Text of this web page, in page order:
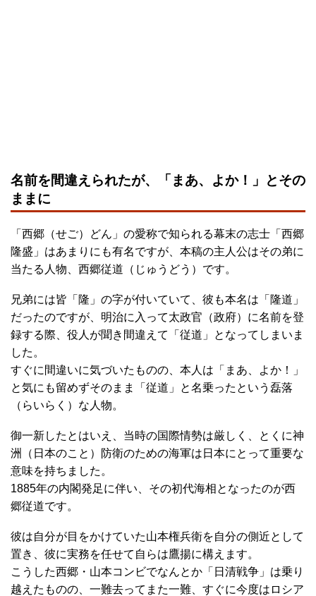
名前を間違えられたが、「まあ、よか！」とその
ままに
「西郷（せご）どん」の愛称で知られる幕末の志士「西郷
隆盛」はあまりにも有名ですが、本稿の主人公はその弟に
当たる人物、西郷従道（じゅうどう）です。
兄弟には皆「隆」の字が付いていて、彼も本名は「隆道」
だったのですが、明治に入って太政官（政府）に名前を登
録する際、役人が聞き間違えて「従道」となってしまいま
した。
すぐに間違いに気づいたものの、本人は「まあ、よか！」
と気にも留めずそのまま「従道」と名乗ったという磊落
（らいらく）な人物。
御一新したとはいえ、当時の国際情勢は厳しく、とくに神
洲（日本のこと）防衛のための海軍は日本にとって重要な
意味を持ちました。
1885年の内閣発足に伴い、その初代海相となったのが西
郷従道です。
彼は自分が目をかけていた山本権兵衛を自分の側近として
置き、彼に実務を任せて自らは鷹揚に構えます。
こうした西郷・山本コンビでなんとか「日清戦争」は乗り
越えたものの、一難去ってまた一難、すぐに今度はロシア